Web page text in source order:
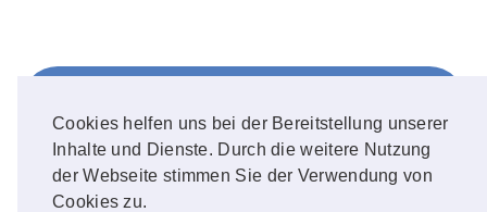
Cookies helfen uns bei der Bereitstellung unserer
Inhalte und Dienste. Durch die weitere Nutzung
der Webseite stimmen Sie der Verwendung von
Cookies zu.
FOLLOW ME!
Instagram
OUR PHOTOS!